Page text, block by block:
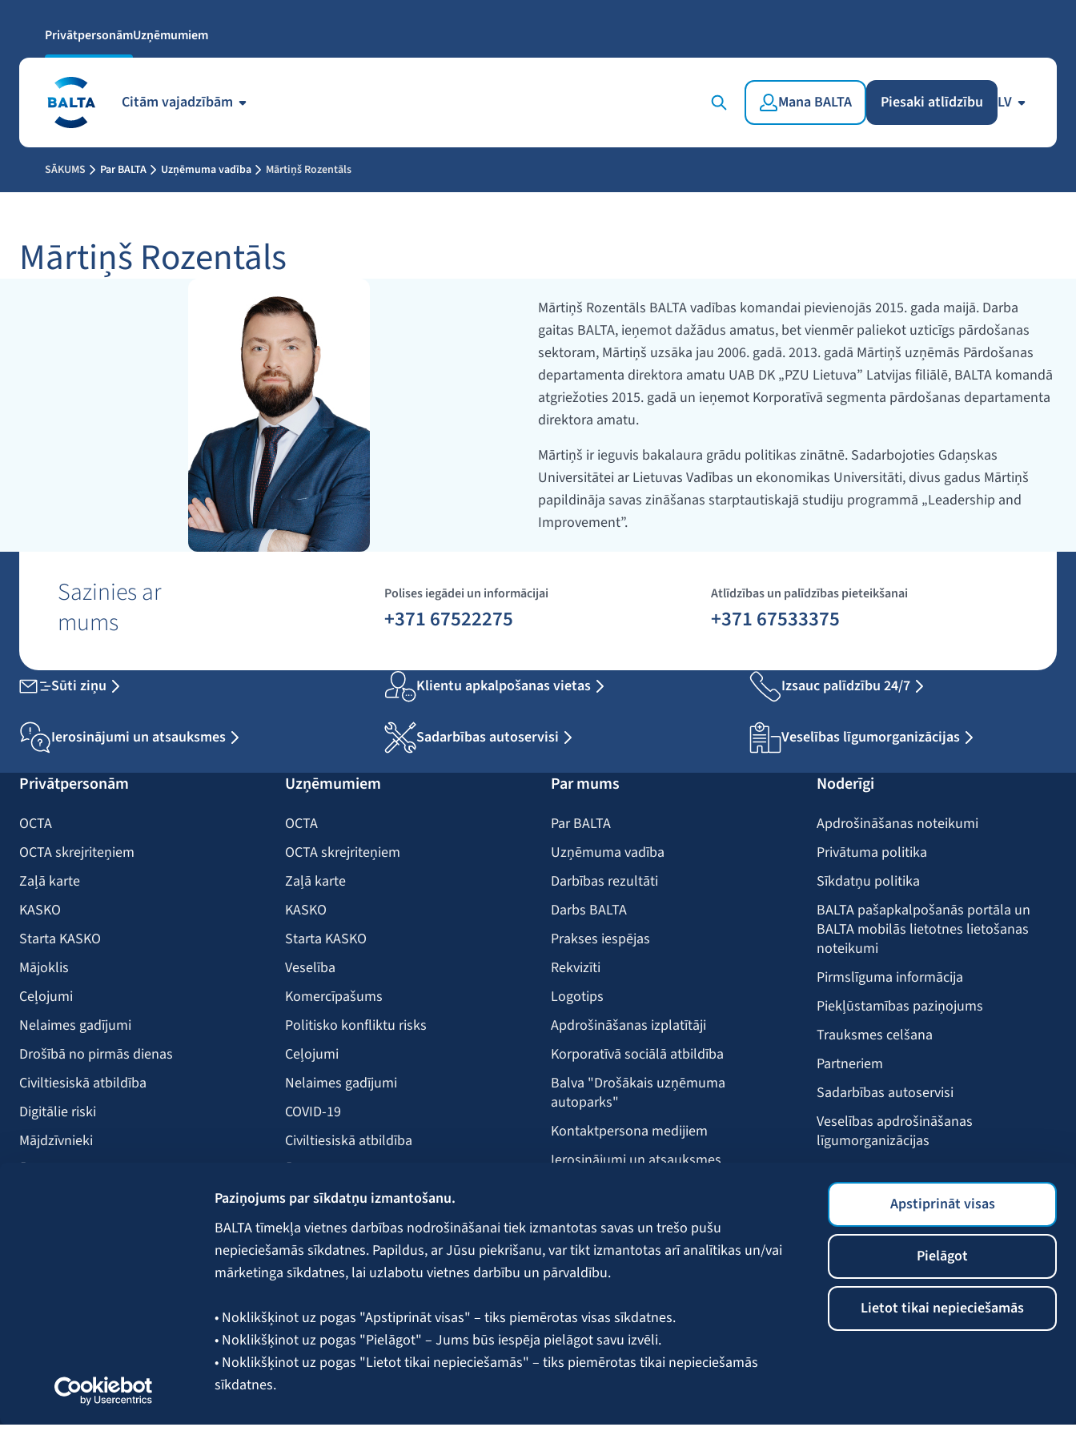
Paziņojums par sīkdatņu izmantošanu.
BALTA tīmekļa vietnes darbības nodrošināšanai tiek izmantotas savas un trešo pušu
nepieciešamās sīkdatnes. Papildus, ar Jūsu piekrišanu, var tikt izmantotas arī analītikas un/vai
mārketinga sīkdatnes, lai uzlabotu vietnes darbību un pārvaldību.
• Noklikšķinot uz pogas "Apstiprināt visas" – tiks piemērotas visas sīkdatnes.
• Noklikšķinot uz pogas "Pielāgot" – Jums būs iespēja pielāgot savu izvēli.
• Noklikšķinot uz pogas "Lietot tikai nepieciešamās" – tiks piemērotas tikai nepieciešamās
sīkdatnes.
Plašāka informācija par sīkdatņu pārvaldību ir pieejama BALTAsīkdatņu politikā.
Apstiprināt visas
Pielāgot
Lietot tikai nepieciešamās
PrivātpersonāmUzņēmumiem
Citām vajadzībām Mana BALTA Piesaki atlīdzību LV
SĀKUMS Par BALTA Uzņēmuma vadība Mārtiņš Rozentāls
Mārtiņš Rozentāls
Mārtiņš Rozentāls BALTA vadības komandai pievienojās 2015. gada maijā. Darba
gaitas BALTA, ieņemot dažādus amatus, bet vienmēr paliekot uzticīgs pārdošanas
sektoram, Mārtiņš uzsāka jau 2006. gadā. 2013. gadā Mārtiņš uzņēmās Pārdošanas
departamenta direktora amatu UAB DK „PZU Lietuva” Latvijas filiālē, BALTA komandā
atgriežoties 2015. gadā un ieņemot Korporatīvā segmenta pārdošanas departamenta
direktora amatu.
Mārtiņš ir ieguvis bakalaura grādu politikas zinātnē. Sadarbojoties Gdaņskas
Universitātei ar Lietuvas Vadības un ekonomikas Universitāti, divus gadus Mārtiņš
papildināja savas zināšanas starptautiskajā studiju programmā „Leadership and
Improvement”.
Sazinies ar
mums
Polises iegādei un informācijai
+371 67522275
Atlīdzības un palīdzības pieteikšanai
+371 67533375
Sūti ziņu Klientu apkalpošanas vietas Izsauc palīdzību 24/7
Ierosinājumi un atsauksmes Sadarbības autoservisi Veselības līgumorganizācijas
Privātpersonām
OCTA
OCTA skrejriteņiem
Zaļā karte
KASKO
Starta KASKO
Mājoklis
Ceļojumi
Nelaimes gadījumi
Drošībā no pirmās dienas
Civiltiesiskā atbildība
Digitālie riski
Mājdzīvnieki
Ērces
Uzņēmumiem
OCTA
OCTA skrejriteņiem
Zaļā karte
KASKO
Starta KASKO
Veselība
Komercīpašums
Politisko konfliktu risks
Ceļojumi
Nelaimes gadījumi
COVID-19
Civiltiesiskā atbildība
Ērces
Būvniecība
Lauksaimniecība
Kravas
Garantijas, galvojumi un nodrošinājumi
Par mums
Par BALTA
Uzņēmuma vadība
Darbības rezultāti
Darbs BALTA
Prakses iespējas
Rekvizīti
Logotips
Apdrošināšanas izplatītāji
Korporatīvā sociālā atbildība
Balva "Drošākais uzņēmuma
autoparks"
Kontaktpersona medijiem
Ierosinājumi un atsauksmes
Noderīgi
Apdrošināšanas noteikumi
Privātuma politika
Sīkdatņu politika
BALTA pašapkalpošanās portāla un
BALTA mobilās lietotnes lietošanas
noteikumi
Pirmslīguma informācija
Piekļūstamības paziņojums
Trauksmes celšana
Partneriem
Sadarbības autoservisi
Veselības apdrošināšanas
līgumorganizācijas
BALTA mobilā lietotne
Klientu labumi